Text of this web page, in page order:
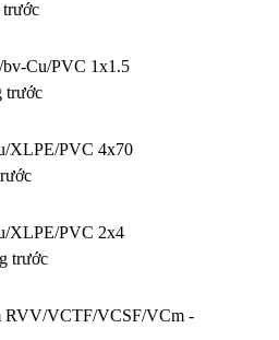
trước
Cu/PVC 1x1.5
trước
XLPE/PVC 4x70
XLPE/PVC 2x4
trước
RVV/VCTF/VCSF/VCm -